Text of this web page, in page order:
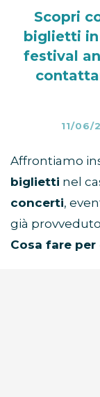
Scopri
biglietti in
festival
11/06/
Affrontiamo
biglietti nel
concerti,
già
Cosa fare